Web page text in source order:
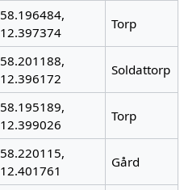
58.196484,
12.397374
Torp
58.201188,
12.396172
Soldattorp
58.195189,
12.399026
Torp
58.220115,
12.401761
Gård